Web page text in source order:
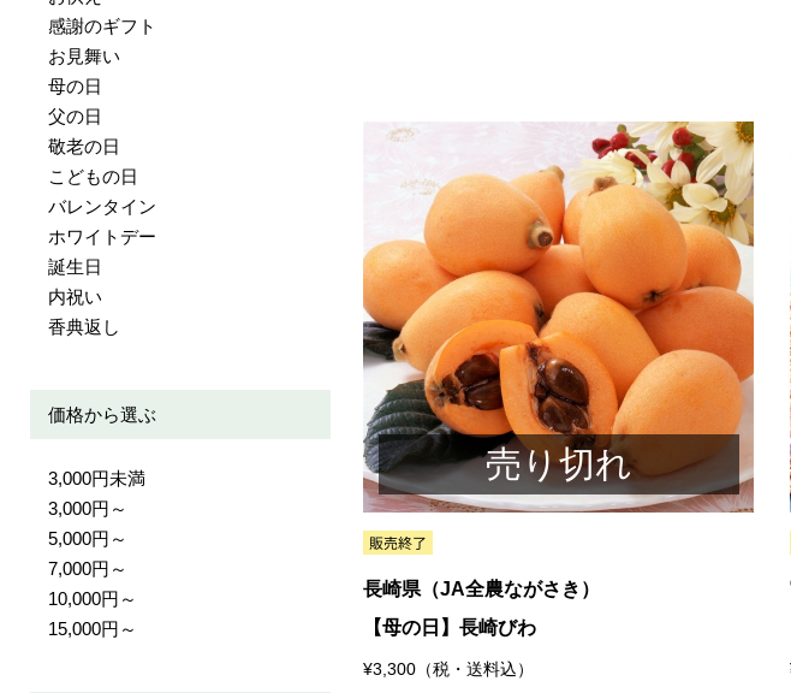
感謝のギフト
お見舞い
母の日
父の日
敬老の日
こどもの日
バレンタイン
ホワイトデー
誕生日
内祝い
香典返し
価格から選ぶ
3,000円未満
3,000円～
5,000円～
7,000円～
10,000円～
15,000円～
売り切れ
長崎県（JA全農ながさき）
【母の日】長崎びわ
¥3,300（税・送料込）